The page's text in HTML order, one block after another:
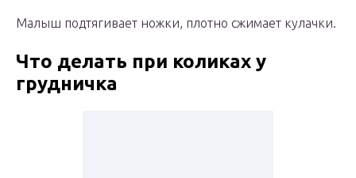
Малыш подтягивает ножки, плотно сжимает кулачки.
Что делать при коликах у
грудничка